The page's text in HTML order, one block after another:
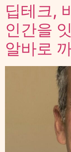
딥테크,
인간을
알바로